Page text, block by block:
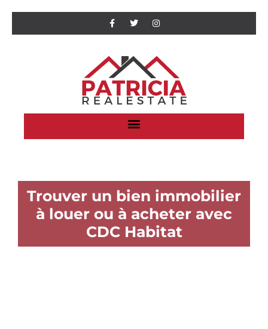
Trouver un bien immobilier
à louer ou à acheter avec
CDC Habitat